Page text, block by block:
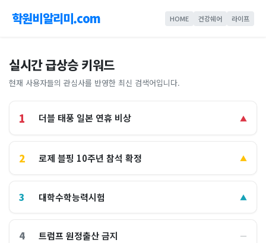
학원비알리미.com HOME 건강쉐어 라이프
실시간 급상승 키워드
현재 사용자들의 관심사를 반영한 최신 검색어입니다.
1 더블 태풍 일본 연휴 비상 ▲
2 로제 블핑 10주년 참석 확정 ▲
3 대학수학능력시험 ▲
4 트럼프 원정출산 금지 ―